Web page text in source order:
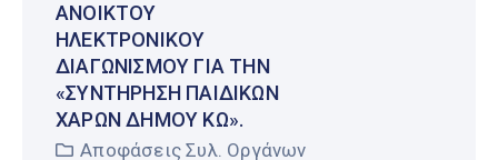
ΑΝΟΙΚΤΟΎ
ΗΛΕΚΤΡΟΝΙΚΟΎ
ΔΙΑΓΩΝΙΣΜΟΎ ΓΙΑ ΤΗΝ
«ΣΥΝΤΉΡΗΣΗ ΠΑΙΔΙΚΏΝ
ΧΑΡΏΝ ΔΉΜΟΥ ΚΩ».
Αποφάσεις Συλ. Οργάνων